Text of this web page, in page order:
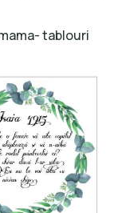
tablouri